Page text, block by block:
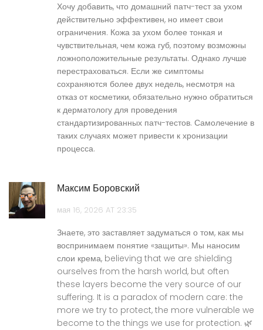
Хочу добавить, что домашний патч-тест за ухом
действительно эффективен, но имеет свои
ограничения. Кожа за ухом более тонкая и
чувствительная, чем кожа губ, поэтому возможны
ложноположительные результаты. Однако лучше
перестраховаться. Если же симптомы
сохраняются более двух недель, несмотря на
отказ от косметики, обязательно нужно обратиться
к дерматологу для проведения
стандартизированных патч-тестов. Самолечение в
таких случаях может привести к хронизации
процесса.
Максим Боровский
мая 16, 2026 AT 23:35
Знаете, это заставляет задуматься о том, как мы
воспринимаем понятие «защиты». Мы наносим
слои крема, believing that we are shielding
ourselves from the harsh world, but often
these layers become the very source of our
suffering. It is a paradox of modern care: the
more we try to protect, the more vulnerable we
become to the things we use for protection. 🌿